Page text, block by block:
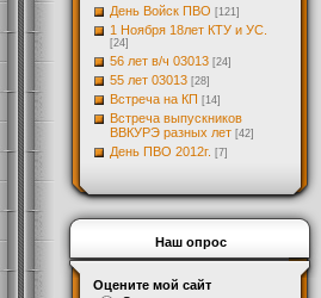
День Войск ПВО [121]
1 Ноября 18лет КТУ и УС.
[24]
56 лет в/ч 03013 [24]
55 лет 03013 [28]
Встреча на КП [14]
Встреча выпускников
ВВКУРЭ разных лет [42]
День ПВО 2012г. [7]
Наш опрос
Оцените мой сайт